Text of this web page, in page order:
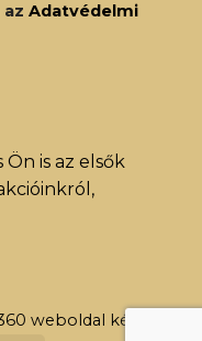
Adatvédelmi
is az elsők